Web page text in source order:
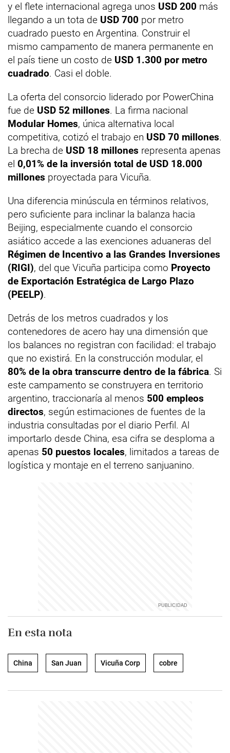
y el flete internacional agrega unos USD 200 más
llegando a un tota de USD 700 por metro
cuadrado puesto en Argentina. Construir el
mismo campamento de manera permanente en
el país tiene un costo de USD 1.300 por metro
cuadrado. Casi el doble.
La oferta del consorcio liderado por PowerChina
fue de USD 52 millones. La firma nacional
Modular Homes, única alternativa local
competitiva, cotizó el trabajo en USD 70 millones.
La brecha de USD 18 millones representa apenas
el 0,01% de la inversión total de USD 18.000
millones proyectada para Vicuña.
Una diferencia minúscula en términos relativos,
pero suficiente para inclinar la balanza hacia
Beijing, especialmente cuando el consorcio
asiático accede a las exenciones aduaneras del
Régimen de Incentivo a las Grandes Inversiones
(RIGI), del que Vicuña participa como Proyecto
de Exportación Estratégica de Largo Plazo
(PEELP).
Detrás de los metros cuadrados y los
contenedores de acero hay una dimensión que
los balances no registran con facilidad: el trabajo
que no existirá. En la construcción modular, el
80% de la obra transcurre dentro de la fábrica. Si
este campamento se construyera en territorio
argentino, traccionaría al menos 500 empleos
directos, según estimaciones de fuentes de la
industria consultadas por el diario Perfil. Al
importarlo desde China, esa cifra se desploma a
apenas 50 puestos locales, limitados a tareas de
logística y montaje en el terreno sanjuanino.
En esta nota
China San Juan Vicuña Corp cobre